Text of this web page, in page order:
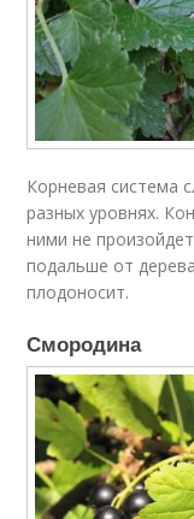
Корневая система
разных уровнях.
ними не
подальше от
плодоносит.
Смородина